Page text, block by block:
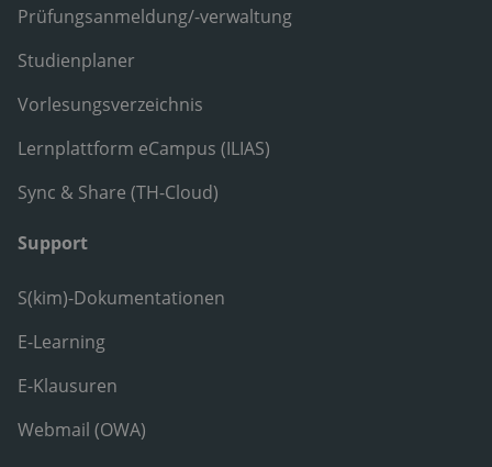
Prüfungsanmeldung/-verwaltung
Studienplaner
Vorlesungsverzeichnis
Lernplattform eCampus (ILIAS)
Sync & Share (TH-Cloud)
Support
S(kim)-Dokumentationen
E-Learning
E-Klausuren
Webmail (OWA)